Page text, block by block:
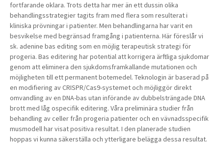
fortfarande oklara. Trots detta har mer än ett dussin olika
behandlingsstrategier tagits fram med flera som resulterat i
kliniska prövningar i patienter. Men behandlingarna har varit en
besvikelse med begränsad framgång i patienterna. Här föreslår vi
sk. adenine bas editing som en möjlig terapeutisk strategi för
progeria. Bas editering har potential att korrigera ärftliga sjukdomar
genom att eliminera den sjukdomsframkallande mutationen och
möjligheten till ett permanent botemedel. Teknologin är baserad på
en modifiering av CRISPR/Cas9-systemet och möjliggör direkt
omvandling av en DNA-bas utan införande av dubbelsträngade DNA
brott med låg ospecifik editering. Våra preliminära studier från
behandling av celler från progeria patienter och en vävnadsspecifik
musmodell har visat positiva resultat. I den planerade studien
hoppas vi kunna säkerställa och ytterligare belägga dessa resultat.